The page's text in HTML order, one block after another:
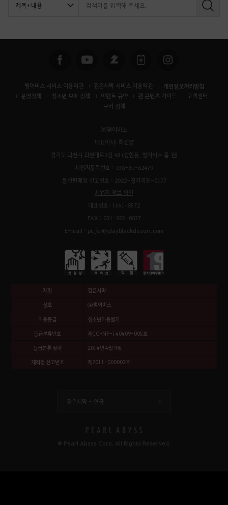
검
펄어비스 서비스 이용약관 검은사막 서비스 이용약관 개인정보처리방침
운영정책 청소년 보호 정책 이벤트 규약 팬 콘텐츠 가이드
고객센터
쿠키 정책
㈜펄어비스
대표이사: 허진영
경기도 과천시 과천대로2길 48 (갈현동, 펄어비스 홈 원)
사업자등록번호 : 138-81-62479
통신판매업 신고번호 : 2022-경기과천-0177
사업자 정보 확인
대표번호: 1661-8572
FAX : 031-935-0837
E-mail : pc_kr@playblackdesert.com
제명 검은사막
상호 ㈜펄어비스
이용등급 청소년이용불가
등급분류번호 제CC-NP-140409-005호
등급분류 일자 2014년 4월 9일
제작업 신고번호 제2011-000002호
검은사막 - 한국
© Pearl Abyss Corp. All Rights Reserved.